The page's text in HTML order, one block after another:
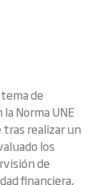
de
Norma UNE
tras realizar un
los
de
financiera,